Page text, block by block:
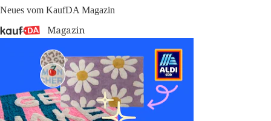
Neues vom KaufDA Magazin